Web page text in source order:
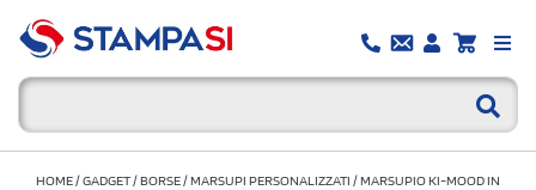
HOME/GADGET/BORSE/MARSUPI PERSONALIZZATI /MARSUPIO KI-MOOD IN